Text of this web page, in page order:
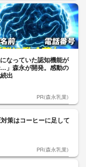
になっていた認知機能が
」森永が開発。感動の
出
PR(森永乳業)
策はコーヒーに足して
PR(森永乳業)